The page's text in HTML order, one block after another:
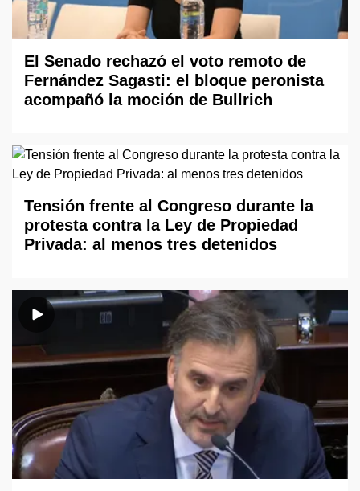
El Senado rechazó el voto remoto de
Fernández Sagasti: el bloque peronista
acompañó la moción de Bullrich
Tensión frente al Congreso durante la
protesta contra la Ley de Propiedad
Privada: al menos tres detenidos